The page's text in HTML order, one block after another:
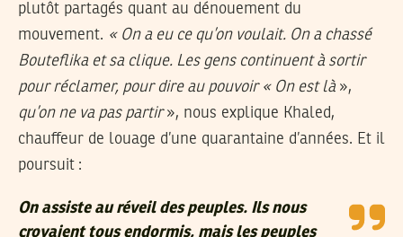
plutôt partagés quant au dénouement du
mouvement. « On a eu ce qu’on voulait. On a chassé
Bouteflika et sa clique. Les gens continuent à sortir
pour réclamer, pour dire au pouvoir « On est là »,
qu’on ne va pas partir», nous explique Khaled,
chauffeur de louage d’une quarantaine d’années. Et il
poursuit :
On assiste au réveil des peuples. Ils nous
croyaient tous endormis, mais les peuples